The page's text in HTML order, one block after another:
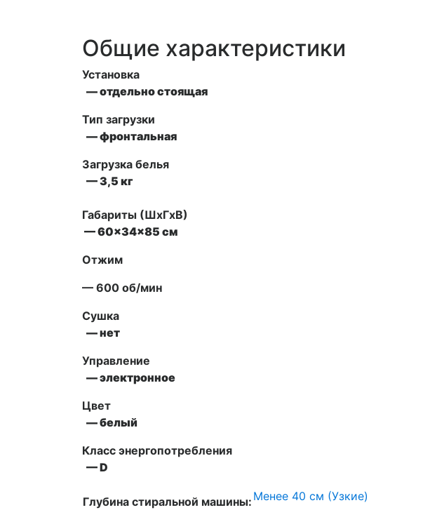
Общие характеристики
Установка
— отдельно стоящая
Тип загрузки
— фронтальная
Загрузка белья
— 3,5 кг
Габариты (ШxГxВ)
— 60x34x85 см
Отжим
— 600 об/мин
Сушка
— нет
Управление
— электронное
Цвет
— белый
Класс энергопотребления
— D
Глубина стиральной машины: Менее 40 см (Узкие)